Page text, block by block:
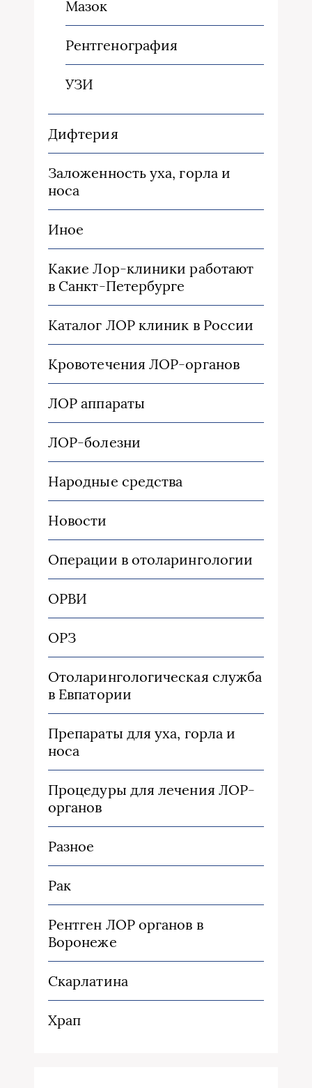
Мазок
Рентгенография
УЗИ
Дифтерия
Заложенность уха, горла и
носа
Иное
Какие Лор-клиники работают
в Санкт-Петербурге
Каталог ЛОР клиник в России
Кровотечения ЛОР-органов
ЛОР аппараты
ЛОР-болезни
Народные средства
Новости
Операции в отоларингологии
ОРВИ
ОРЗ
Отоларингологическая служба
в Евпатории
Препараты для уха, горла и
носа
Процедуры для лечения ЛОР-
органов
Разное
Рак
Рентген ЛОР органов в
Воронеже
Скарлатина
Храп